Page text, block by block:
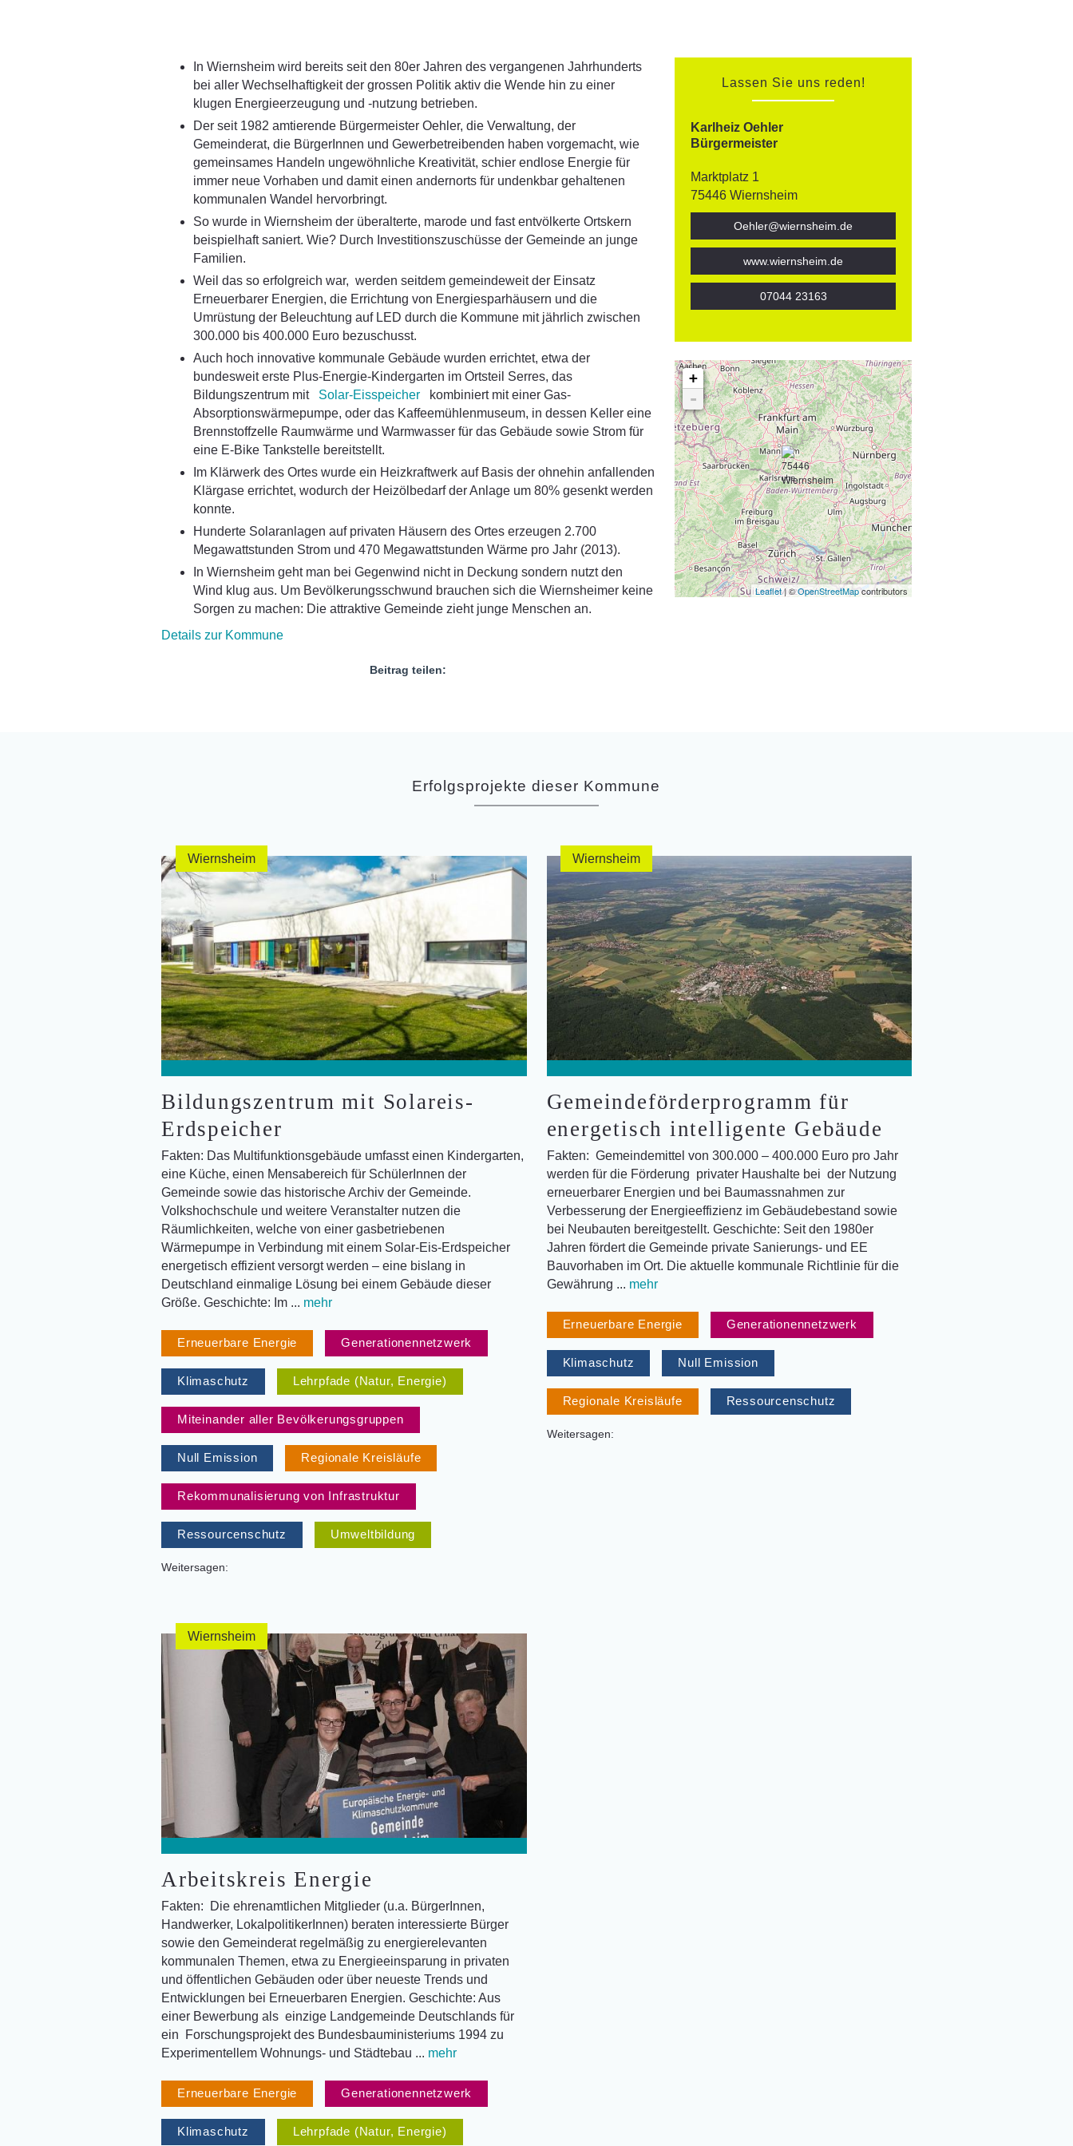
In Wiernsheim wird bereits seit den 80er Jahren des vergangenen Jahrhunderts
bei aller Wechselhaftigkeit der grossen Politik aktiv die Wende hin zu einer
klugen Energieerzeugung und -nutzung betrieben.
Der seit 1982 amtierende Bürgermeister Oehler, die Verwaltung, der
Gemeinderat, die BürgerInnen und Gewerbetreibenden haben vorgemacht, wie
gemeinsames Handeln ungewöhnliche Kreativität, schier endlose Energie für
immer neue Vorhaben und damit einen andernorts für undenkbar gehaltenen
kommunalen Wandel hervorbringt.
So wurde in Wiernsheim der überalterte, marode und fast entvölkerte Ortskern
beispielhaft saniert. Wie? Durch Investitionszuschüsse der Gemeinde an junge
Familien.
Weil das so erfolgreich war, werden seitdem gemeindeweit der Einsatz
Erneuerbarer Energien, die Errichtung von Energiesparhäusern und die
Umrüstung der Beleuchtung auf LED durch die Kommune mit jährlich zwischen
300.000 bis 400.000 Euro bezuschusst.
Auch hoch innovative kommunale Gebäude wurden errichtet, etwa der
bundesweit erste Plus-Energie-Kindergarten im Ortsteil Serres, das
Bildungszentrum mit Solar-Eisspeicher kombiniert mit einer Gas-
Absorptionswärmepumpe, oder das Kaffeemühlenmuseum, in dessen Keller eine
Brennstoffzelle Raumwärme und Warmwasser für das Gebäude sowie Strom für
eine E-Bike Tankstelle bereitstellt.
Im Klärwerk des Ortes wurde ein Heizkraftwerk auf Basis der ohnehin anfallenden
Klärgase errichtet, wodurch der Heizölbedarf der Anlage um 80% gesenkt werden
konnte.
Hunderte Solaranlagen auf privaten Häusern des Ortes erzeugen 2.700
Megawattstunden Strom und 470 Megawattstunden Wärme pro Jahr (2013).
In Wiernsheim geht man bei Gegenwind nicht in Deckung sondern nutzt den
Wind klug aus. Um Bevölkerungsschwund brauchen sich die Wiernsheimer keine
Sorgen zu machen: Die attraktive Gemeinde zieht junge Menschen an.
Details zur Kommune
Beitrag teilen:
Lassen Sie uns reden!
Karlheiz Oehler
Bürgermeister
Marktplatz 1
75446 Wiernsheim
Oehler@wiernsheim.de
www.wiernsheim.de
07044 23163
+
-
Leaflet| ©OpenStreetMapcontributors
Erfolgsprojekte dieser Kommune
Wiernsheim
Bildungszentrum mit Solareis-
Erdspeicher
Fakten: Das Multifunktionsgebäude umfasst einen Kindergarten,
eine Küche, einen Mensabereich für SchülerInnen der
Gemeinde sowie das historische Archiv der Gemeinde.
Volkshochschule und weitere Veranstalter nutzen die
Räumlichkeiten, welche von einer gasbetriebenen
Wärmepumpe in Verbindung mit einem Solar-Eis-Erdspeicher
energetisch effizient versorgt werden – eine bislang in
Deutschland einmalige Lösung bei einem Gebäude dieser
Größe. Geschichte: Im ... mehr
Erneuerbare Energie Generationennetzwerk
Klimaschutz Lehrpfade (Natur, Energie)
Miteinander aller Bevölkerungsgruppen
Null Emission Regionale Kreisläufe
Rekommunalisierung von Infrastruktur
Ressourcenschutz Umweltbildung
Weitersagen:
Wiernsheim
Gemeindeförderprogramm für
energetisch intelligente Gebäude
Fakten: Gemeindemittel von 300.000 – 400.000 Euro pro Jahr
werden für die Förderung privater Haushalte bei der Nutzung
erneuerbarer Energien und bei Baumassnahmen zur
Verbesserung der Energieeffizienz im Gebäudebestand sowie
bei Neubauten bereitgestellt. Geschichte: Seit den 1980er
Jahren fördert die Gemeinde private Sanierungs- und EE
Bauvorhaben im Ort. Die aktuelle kommunale Richtlinie für die
Gewährung ... mehr
Erneuerbare Energie Generationennetzwerk
Klimaschutz Null Emission
Regionale Kreisläufe Ressourcenschutz
Weitersagen:
Wiernsheim
Arbeitskreis Energie
Fakten: Die ehrenamtlichen Mitglieder (u.a. BürgerInnen,
Handwerker, LokalpolitikerInnen) beraten interessierte Bürger
sowie den Gemeinderat regelmäßig zu energierelevanten
kommunalen Themen, etwa zu Energieeinsparung in privaten
und öffentlichen Gebäuden oder über neueste Trends und
Entwicklungen bei Erneuerbaren Energien. Geschichte: Aus
einer Bewerbung als einzige Landgemeinde Deutschlands für
ein Forschungsprojekt des Bundesbauministeriums 1994 zu
Experimentellem Wohnungs- und Städtebau ... mehr
Erneuerbare Energie Generationennetzwerk
Klimaschutz Lehrpfade (Natur, Energie)